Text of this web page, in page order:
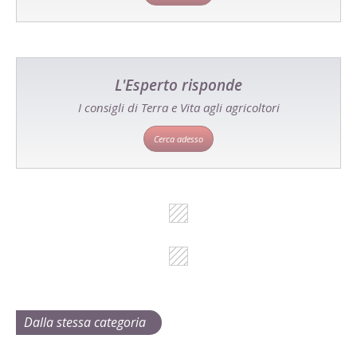
L'Esperto risponde
I consigli di Terra e Vita agli agricoltori
Cerca adesso
Dalla stessa categoria